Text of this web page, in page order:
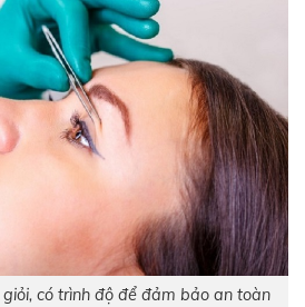
có trình độ để đảm bảo an toàn